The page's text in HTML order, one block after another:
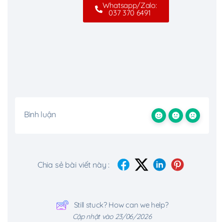
Whatsapp/Zalo:
037 370 6491
Bình luận
Chia sẻ bài viết này :
Still stuck? How can we help?
Cập nhật vào 23/06/2026